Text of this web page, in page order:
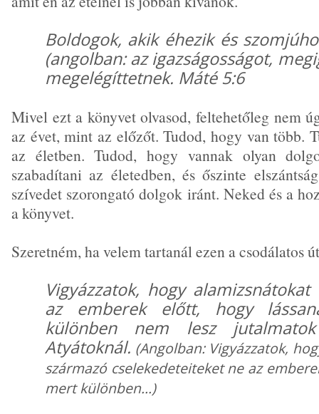
Boldogok, akik éhezik és
(angolban: az igazságosságot,
megelégíttetnek. Máté 5:6
Mivel ezt a könyvet olvasod, feltehetőleg nem
az évet, mint az előzőt. Tudod, hogy van több.
az életben. Tudod, hogy vannak olyan
szabadítani az életedben, és őszinte
szívedet szorongató dolgok iránt. Neked és a
a könyvet.
Szeretném, ha velem tartanál ezen a csodálatos
Vigyázzatok, hogy
az emberek előtt, hogy
különben nem lesz
Atyátoknál. (Angolban: Vigyázzatok,
származó cselekedeteiteket ne az
mert különben...)